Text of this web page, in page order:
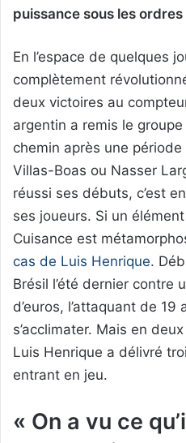
puissance sous les
En l’espace de quelques
complètement
deux victoires au
argentin a remis le
chemin après une
Villas-Boas ou Nasser
réussi ses débuts, c’est
ses joueurs. Si un
Cuisance est
cas de Luis Henrique.
Brésil l’été dernier contre
d’euros, l’attaquant de
s’acclimater. Mais en
Luis Henrique a délivré
entrant en jeu.
« On a vu ce